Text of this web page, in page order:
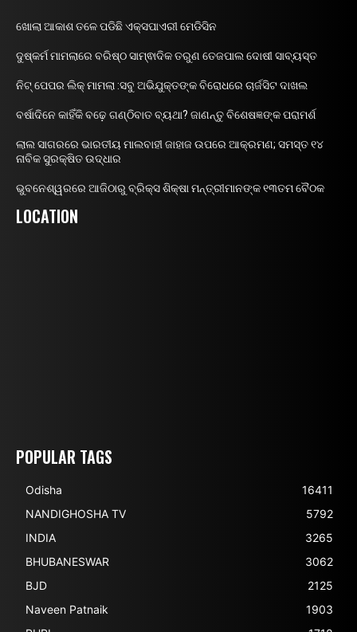
ଖୋଲା ଆକାଶ ତଳେ ପଡିଛି ଏକ୍ସପାଏରୀ ମେଡିସିନ
ଦୁଷ୍କର୍ମ ମାମଲାରେ ବରିଷ୍ଠ ସାମ୍ଵାଦିକ ତରୁଣ ତେଜପାଲ ଦୋଷୀ ସାବ୍ୟସ୍ତ
ନିଟ୍ ପେପର ଲିକ୍ ମାମଲା :ସବୁ ଅଭିଯୁକ୍ତଙ୍କ ବିରୋଧରେ ଚାର୍ଜସିଟ ଦାଖଲ
ବର୍ଷାଦିନେ କାହିଁକି ବଢ଼େ ଗଣ୍ଠିବାତ ବ୍ୟଥା? ଜାଣନ୍ତୁ ବିଶେଷଜ୍ଞଙ୍କ ପରାମର୍ଶ
ଲାଲ ସାଗରରେ ଭାରତୀୟ ମାଲବାହୀ ଜାହାଜ ଉପରେ ଆକ୍ରମଣ; ସମସ୍ତ ୧୪
ନାବିକ ସୁରକ୍ଷିତ ଉଦ୍ଧାର
ଭୁବନେଶ୍ୱରରେ ଆଜିଠାରୁ ବ୍ରିକ୍ସ ଶିକ୍ଷା ମନ୍ତ୍ରୀମାନଙ୍କ ୧୩ତମ ବୈଠକ
LOCATION
POPULAR TAGS
Odisha
16411
NANDIGHOSHA TV
5792
INDIA
3265
BHUBANESWAR
3062
BJD
2125
Naveen Patnaik
1903